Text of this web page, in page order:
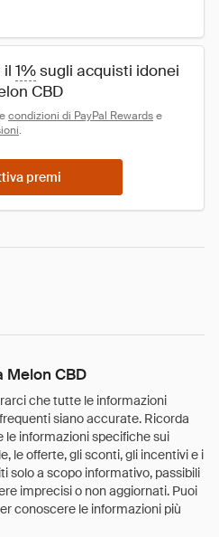
il 1% sugli acquisti idonei
CBD
condizioni di PayPal Rewards e
.
premi
Melon CBD
che tutte le informazioni
siano accurate. Ricorda
le informazioni specifiche sui
le offerte, gli sconti, gli incentivi e i
solo a scopo informativo, passibili
imprecisi o non aggiornati. Puoi
conoscere le informazioni più